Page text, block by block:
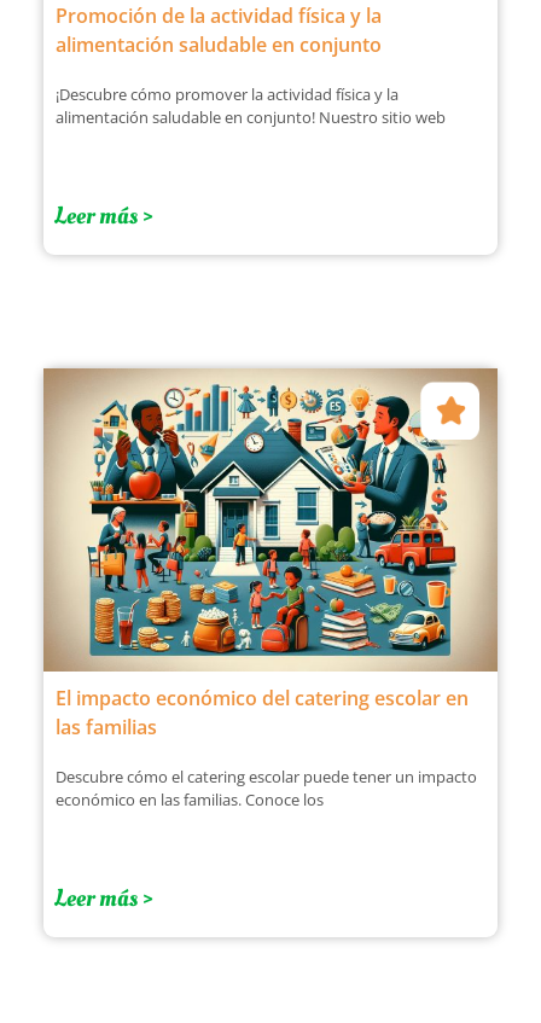
Promoción de la actividad física y la
alimentación saludable en conjunto
¡Descubre cómo promover la actividad física y la
alimentación saludable en conjunto! Nuestro sitio web
Leer más >
El impacto económico del catering escolar en
las familias
Descubre cómo el catering escolar puede tener un impacto
económico en las familias. Conoce los
Leer más >